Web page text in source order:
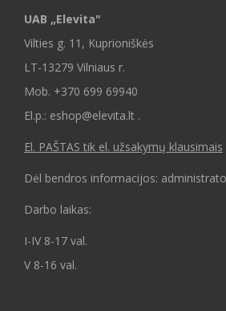
UAB „Elevita"
Vilties g. 11, Kuprioniškės
LT-13279 Vilniaus r.
Mob. +370 699 69940
El.p.: eshop@elevita.lt .
El. PAŠTAS tik el. užsakymų klausimais
Dėl bendros informacijos:
Darbo laikas:
I-IV 8-17 val.
V 8-16 val.